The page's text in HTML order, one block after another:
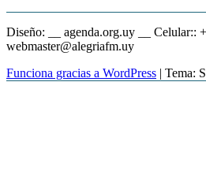
Diseño: __ agenda.org.uy __ Celular::
webmaster@alegriafm.uy
Funciona gracias a WordPress | Tema: